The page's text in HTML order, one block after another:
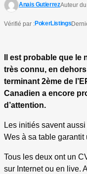
Anais GutierrezAuteur
Vérifié par :PokerListings
Il est probable que le
très connu, en
terminant 2ème de
Canadien a encore
d’attention.
Les initiés savent
Wes à sa table
Tous les deux ont un
sur Internet ou en live.